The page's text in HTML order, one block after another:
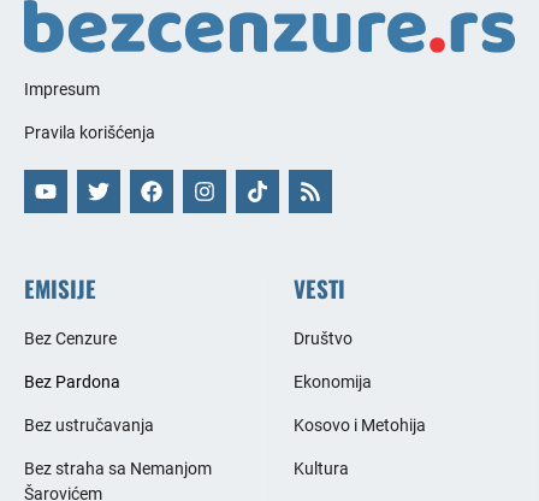
Impresum
Pravila korišćenja
EMISIJE
Bez Cenzure
Bez Pardona
Bez ustručavanja
Bez straha sa Nemanjom
Šarovićem
VESTI
Društvo
Ekonomija
Kosovo i Metohija
Kultura